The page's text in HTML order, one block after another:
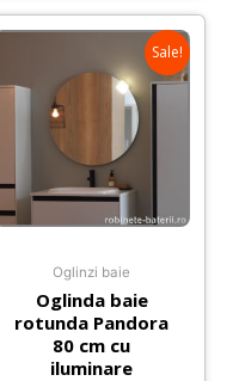
Sale!
Oglinzi baie
Oglinda baie
rotunda Pandora
80 cm cu
iluminare